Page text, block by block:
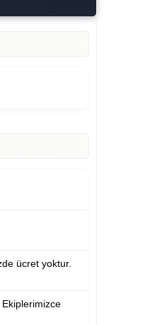
kare kitaplığımızla
ücret yoktur.
Ekiplerimizce